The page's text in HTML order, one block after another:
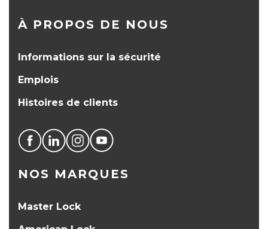
À PROPOS DE NOUS
Informations sur la sécurité
Emplois
Histoires de clients
NOS MARQUES
Master Lock